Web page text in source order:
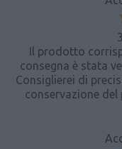
Il prodotto
consegna è stata
Consiglierei di
conservazione